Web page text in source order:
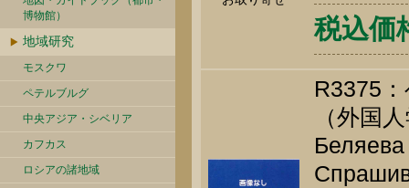
博物館）
地域研究
モスクワ
ペテルブルグ
中央アジア・シベリア
カフカス
ロシアの諸地域
税込価
R3375
（外国